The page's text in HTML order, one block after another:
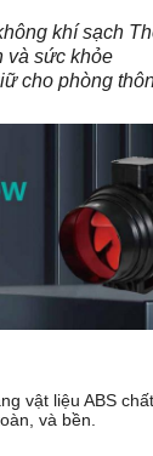
khí sạch
và sức khỏe
cho phòng
vật liệu ABS
và bền.